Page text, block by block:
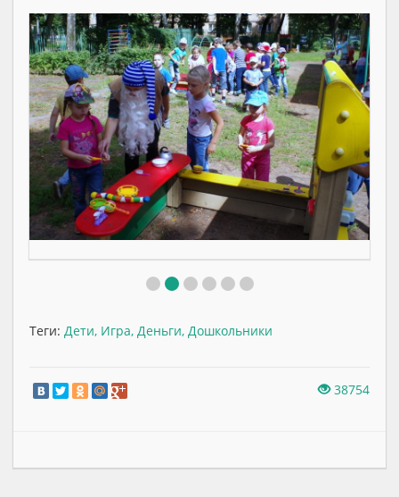
Теги: Дети, Игра, Деньги, Дошкольники
38754